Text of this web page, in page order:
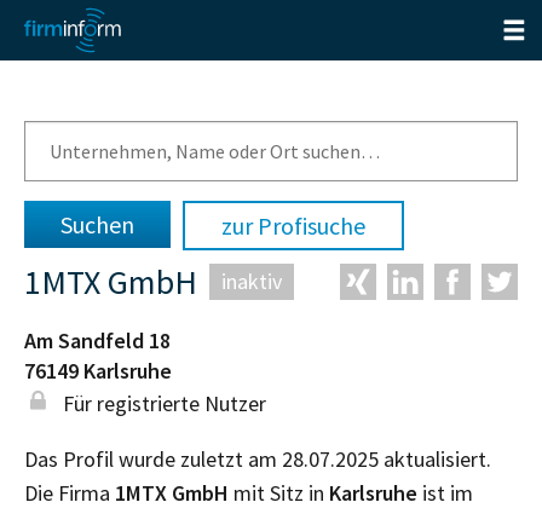
zur Profisuche
1MTX GmbH inaktiv
Am Sandfeld 18
76149 Karlsruhe
Für registrierte Nutzer
Das Profil wurde zuletzt am 28.07.2025 aktualisiert.
Die Firma 1MTX GmbH mit Sitz in Karlsruhe ist im